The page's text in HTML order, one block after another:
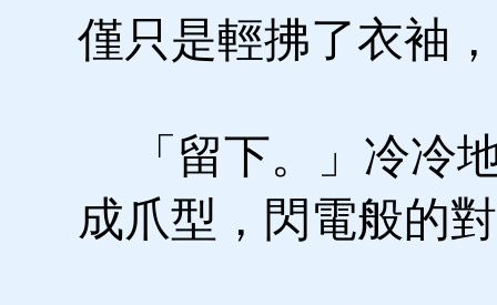
僅只是輕拂了衣袖
「留下。」冷冷
成爪型，閃電般的